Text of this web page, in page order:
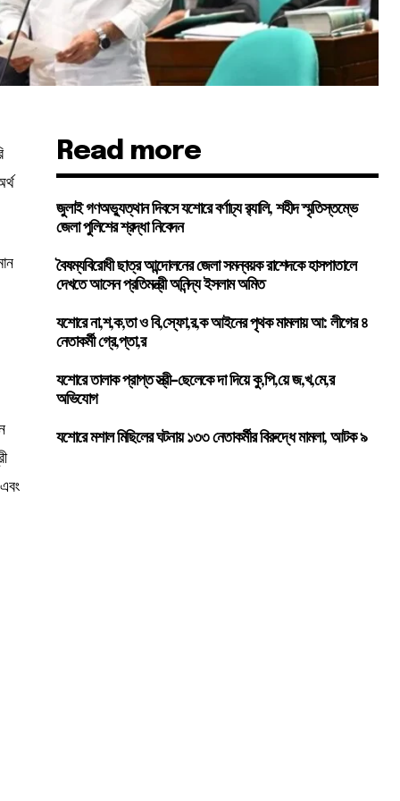
Read more
জুলাই গণঅভ্যুত্থান দিবসে যশোরে বর্ণাঢ্য র‍্যালি, শহীদ স্মৃতিস্তম্ভে
জেলা পুলিশের শ্রদ্ধা নিবেদন
বৈষম্যবিরোধী ছাত্র আন্দোলনের জেলা সমন্বয়ক রাশেদকে হাসপাতালে
দেখতে আসেন প্রতিমন্ত্রী অনিন্দ্য ইসলাম অমিত
যশোরে না,শ,ক,তা ও বি,স্ফো,র,ক আইনের পৃথক মামলায় আ: লীগের ৪
নেতাকর্মী গ্রে,প্তা,র
যশোরে তালাক প্রাপ্ত স্ত্রী-ছেলেকে দা দিয়ে কু,পি,য়ে জ,খ,মে,র
অভিযোগ
যশোরে মশাল মিছিলের ঘটনায় ১৩৩ নেতাকর্মীর বিরুদ্ধে মামলা, আটক ৯